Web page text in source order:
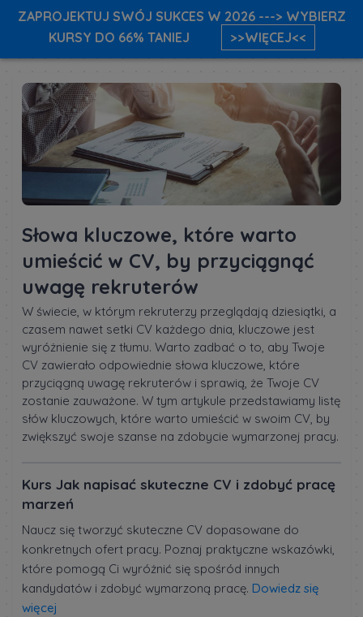
Słowa kluczowe, które warto
umieścić w CV, by przyciągnąć
uwagę rekruterów
W świecie, w którym rekruterzy przeglądają dziesiątki, a
czasem nawet setki CV każdego dnia, kluczowe jest
wyróżnienie się z tłumu. Warto zadbać o to, aby Twoje
CV zawierało odpowiednie słowa kluczowe, które
przyciągną uwagę rekruterów i sprawią, że Twoje CV
zostanie zauważone. W tym artykule przedstawiamy listę
słów kluczowych, które warto umieścić w swoim CV, by
zwiększyć swoje szanse na zdobycie wymarzonej pracy.
Kurs Jak napisać skuteczne CV i zdobyć pracę
marzeń
Naucz się tworzyć skuteczne CV dopasowane do
konkretnych ofert pracy. Poznaj praktyczne wskazówki,
które pomogą Ci wyróżnić się spośród innych
kandydatów i zdobyć wymarzoną pracę. Dowiedz się
więcej
ZAPROJEKTUJ SWÓJ SUKCES W 2026 ---> WYBIERZ
KURSY DO 66% TANIEJ
>>WIĘCEJ<<